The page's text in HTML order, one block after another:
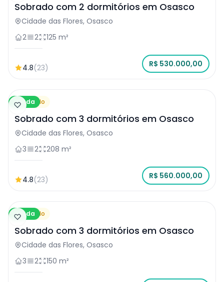
Sobrado com 2 dormitórios em Osasco
Cidade das Flores, Osasco
2
2 125 m²
4.8(23) R$ 530.000,00
Venda
Sobrado
Sobrado com 3 dormitórios em Osasco
Cidade das Flores, Osasco
3
2 208 m²
4.8(23) R$ 560.000,00
Venda
Sobrado
Sobrado com 3 dormitórios em Osasco
Cidade das Flores, Osasco
3
2 150 m²